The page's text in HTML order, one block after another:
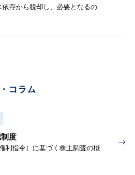
コラム
度
SRDⅡ（EU第二次株主権利指令）に基づく株主調査の概要と課題